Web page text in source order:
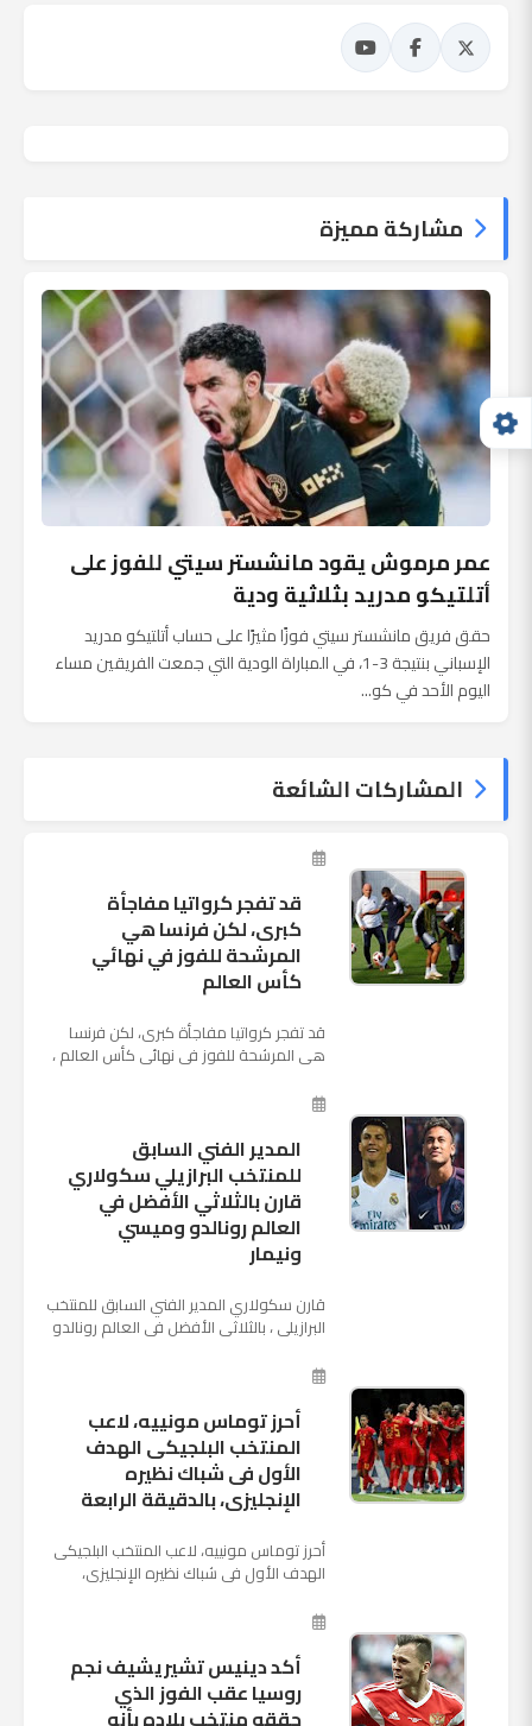
مشاركة مميزة
عمر مرموش يقود مانشستر سيتي للفوز على
أتلتيكو مدريد بثلاثية ودية
حقق فريق مانشستر سيتي فوزًا مثيرًا على حساب أتلتيكو مدريد
الإسباني بنتيجة 3-1، في المباراة الودية التي جمعت الفريقين مساء
اليوم الأحد في كو...
المشاركات الشائعة
قد تفجر كرواتيا مفاجأة
كبرى، لكن فرنسا هي
المرشحة للفوز في نهائي
كأس العالم
قد تفجر كرواتيا مفاجأة كبرى، لكن فرنسا
هي المرشحة للفوز في نهائي كأس العالم ،
الروسية في يوم شديد الح...
المدير الفني السابق
للمنتخب البرازيلي سكولاري
قارن بالثلاثي الأفضل في
العالم رونالدو وميسي
ونيمار
قارن سكولاري المدير الفني السابق للمنتخب
البرازيلي ، بالثلاثي الأفضل في العالم رونالدو
نجم ...
أحرز توماس مونييه، لاعب
المنتخب البلجيكى الهدف
الأول فى شباك نظيره
الإنجليزى، بالدقيقة الرابعة
أحرز توماس مونييه، لاعب المنتخب البلجيكى
الهدف الأول فى شباك نظيره الإنجليزى،
بينهما حاليا على م...
أكد دينيس تشيريشيف نجم
روسيا عقب الفوز الذي